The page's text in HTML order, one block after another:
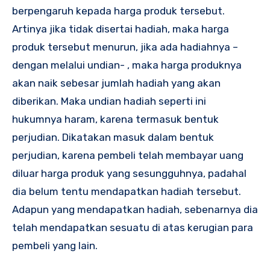
berpengaruh kepada harga produk tersebut.
Artinya jika tidak disertai hadiah, maka harga
produk tersebut menurun, jika ada hadiahnya –
dengan melalui undian- , maka harga produknya
akan naik sebesar jumlah hadiah yang akan
diberikan. Maka undian hadiah seperti ini
hukumnya haram, karena termasuk bentuk
perjudian. Dikatakan masuk dalam bentuk
perjudian, karena pembeli telah membayar uang
diluar harga produk yang sesungguhnya, padahal
dia belum tentu mendapatkan hadiah tersebut.
Adapun yang mendapatkan hadiah, sebenarnya dia
telah mendapatkan sesuatu di atas kerugian para
pembeli yang lain.